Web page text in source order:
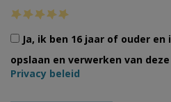
Ja, ik ben 16 jaar of ouder
opslaan en verwerken van
Privacy beleid